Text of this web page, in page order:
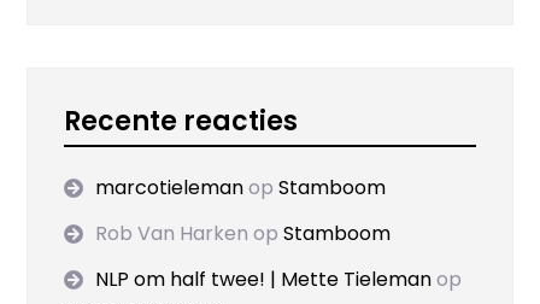
Recente reacties
marcotielemanopStamboom
Rob Van Harken opStamboom
NLP om half twee! | Mette Tielemanop